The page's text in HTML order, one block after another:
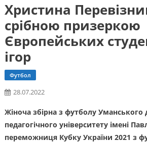
Христина
срібною призеркою
Європейських
ігор
Футбол
28.07.2022
Жіноча збірна з футболу Уманського
педагогічного університету імені
переможниця Кубку України 2021 з